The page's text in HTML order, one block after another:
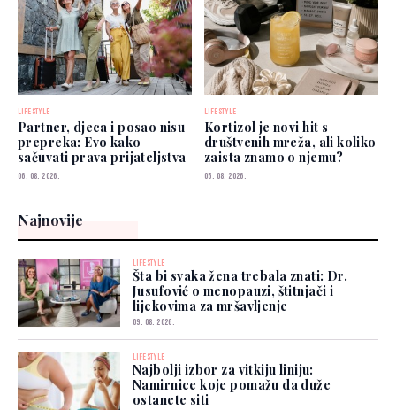
LIFESTYLE
Partner, djeca i posao nisu
prepreka: Evo kako
sačuvati prava prijateljstva
06. 08. 2026.
LIFESTYLE
Kortizol je novi hit s
društvenih mreža, ali koliko
zaista znamo o njemu?
05. 08. 2026.
Najnovije
LIFESTYLE
Šta bi svaka žena trebala znati: Dr.
Jusufović o menopauzi, štitnjači i
lijekovima za mršavljenje
09. 08. 2026.
LIFESTYLE
Najbolji izbor za vitkiju liniju:
Namirnice koje pomažu da duže
ostanete siti